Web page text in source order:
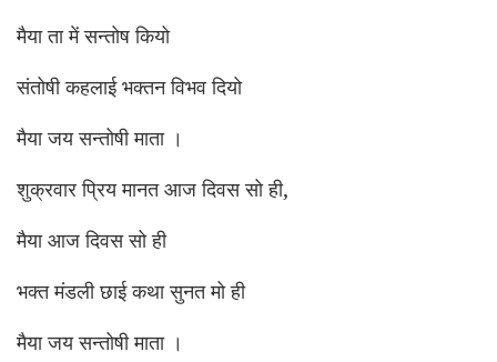
मैया ता में सन्तोष कियो
संतोषी कहलाई भक्तन विभव दियो
मैया जय सन्तोषी माता ।
शुक्रवार प्रिय मानत आज दिवस सो ही,
मैया आज दिवस सो ही
भक्त मंडली छाई कथा सुनत मो ही
मैया जय सन्तोषी माता ।